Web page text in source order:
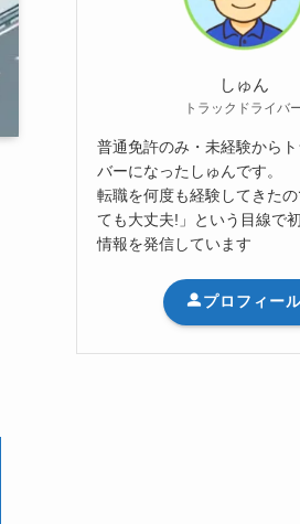
しゅん
トラックドライバ
普通免許のみ・未経験から
バーになったしゅんです。
転職を何度も経験してきた
ても大丈夫!」という目線で
情報を発信しています
プロフィー